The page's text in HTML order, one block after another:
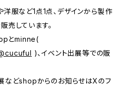
洋服など1点1点、デザインから製作
売しています。
とminne(
)、イベント出展等での販
などshopからのお知らせはXのフ